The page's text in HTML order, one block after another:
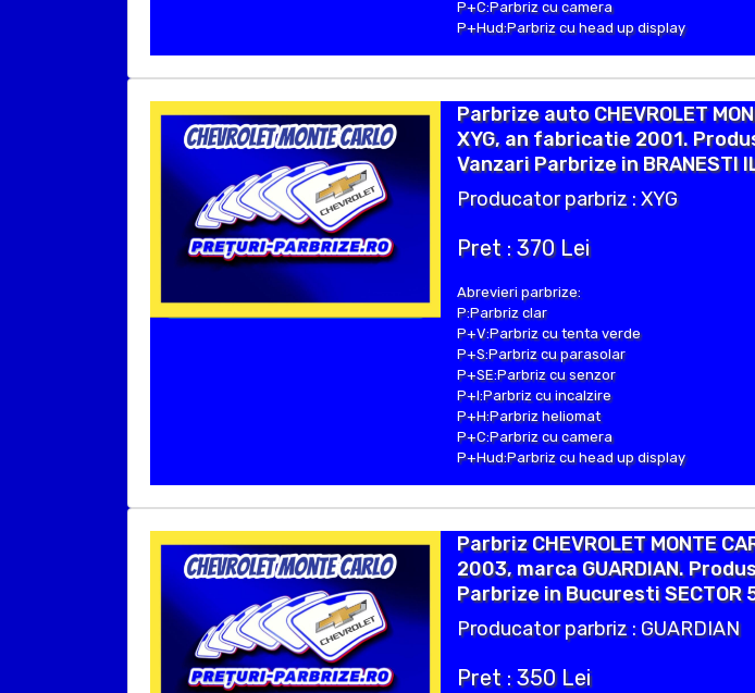
P+C:Parbriz cu camera
P+Hud:Parbriz cu head up display
Parbrize auto CHEVROLET
XYG, an fabricatie 2001.
Vanzari Parbrize in BRANESTI
Producator parbriz : XYG
Pret : 370 Lei
Abrevieri parbrize:
P:Parbriz clar
P+V:Parbriz cu tenta verde
P+S:Parbriz cu parasolar
P+SE:Parbriz cu senzor
P+I:Parbriz cu incalzire
P+H:Parbriz heliomat
P+C:Parbriz cu camera
P+Hud:Parbriz cu head up display
Parbriz CHEVROLET MONTE
2003, marca GUARDIAN.
Parbrize in Bucuresti SECTOR
Producator parbriz : GUARDIAN
Pret : 350 Lei